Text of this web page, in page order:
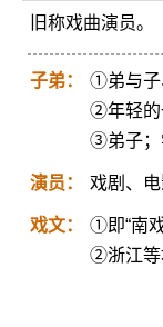
旧称戏曲演员。
子弟：
①弟与子
②年轻的
③弟子；
演员： 戏剧、
戏文：
①即“南戏
②浙江等